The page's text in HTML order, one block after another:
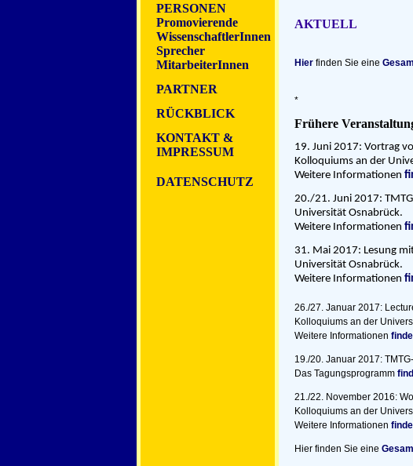
PERSONEN
Promovierende
WissenschaftlerInnen
Sprecher
MitarbeiterInnen
PARTNER
RÜCKBLICK
KONTAKT &
IMPRESSUM
DATENSCHUTZ
AKTUELL
Hier finden Sie eine
*
Frühere
19. Juni 2017: Vortrag
Kolloquiums an der
Weitere Informationen
20./21. Juni 2017:
Universität Osnabrück.
Weitere Informationen
31. Mai 2017: Lesung
Universität Osnabrück.
Weitere Informationen
26./27. Januar 2017:
Kolloquiums an der
Weitere Informationen
19./20. Januar 2017:
Das Tagungsprogramm
21./22. November 2016:
Kolloquiums an der
Weitere Informationen
Hier finden Sie eine